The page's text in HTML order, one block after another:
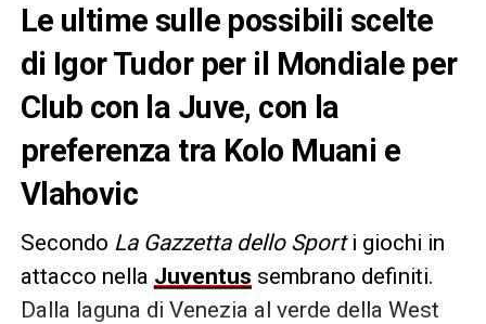
Le ultime sulle possibili scelte
di Igor Tudor per il Mondiale per
Club con la Juve, con la
preferenza tra Kolo Muani e
Vlahovic
Secondo La Gazzetta dello Sporti giochi in
attacco nella Juventus sembrano definiti.
Dalla laguna di Venezia al verde della West